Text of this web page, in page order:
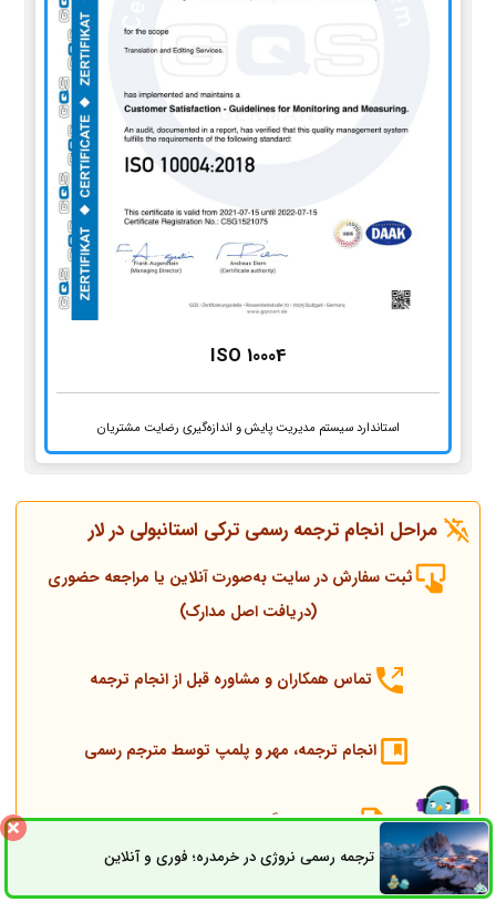
ISO 10004
استاندارد سیستم مدیریت پایش و اندازه‌گیری رضایت مشتریان
مراحل انجام ترجمه رسمی ترکی استانبولی در لار
ثبت سفارش در سایت به‌صورت آنلاین یا مراجعه حضوری
(دریافت اصل مدارک)
تماس همکاران و مشاوره قبل از انجام ترجمه
انجام ترجمه، مهر و پلمپ توسط مترجم رسمی
ارسال به دادگستری و وزارت امور خارجه
ارسال به کنسولگری ترکیه
ترجمه رسمی نروژی در خرمدره؛ فوری و آنلاینثبت سفارش راه های ارتباطی